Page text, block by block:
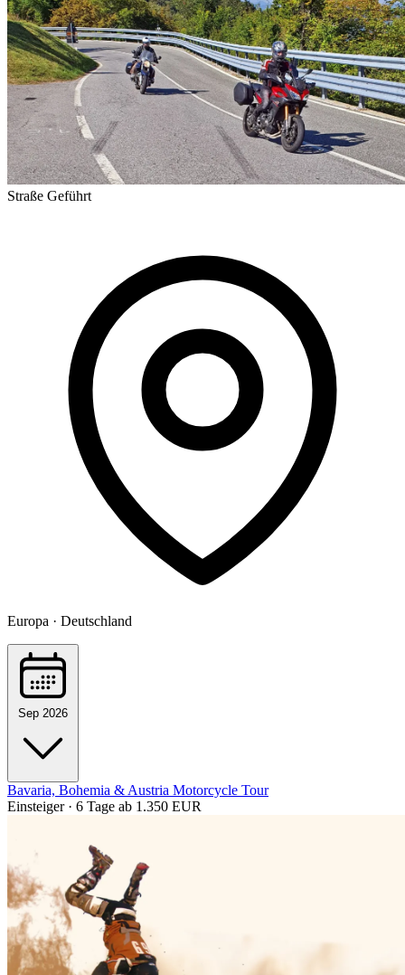
Straße Geführt
Europa · Deutschland
Sep 2026
Bavaria, Bohemia & Austria Motorcycle Tour
Einsteiger · 6 Tage ab 1.350 EUR